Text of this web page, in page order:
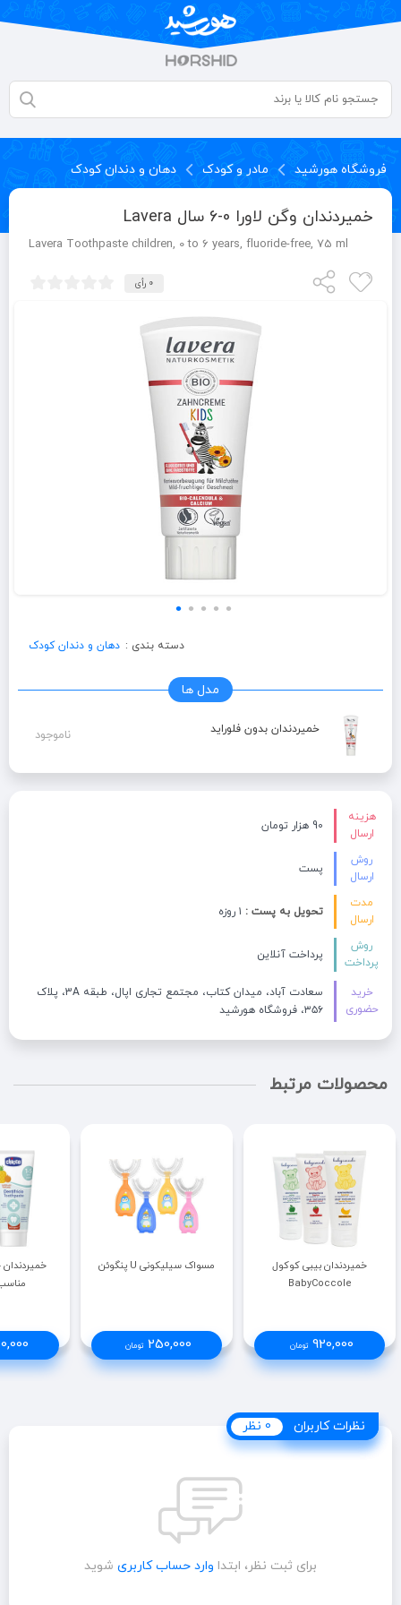
فروشگاه هورشید مادر و کودک دهان و دندان کودک
خمیردندان وگن لاورا 0-6 سال Lavera
Lavera Toothpaste children, 0 to 6 years, fluoride-free, 75 ml
0 رأی
دسته بندی : دهان و دندان کودک
مدل ها
خمیردندان بدون فلوراید ناموجود
هزینه
ارسال
90 هزار تومان
روش
ارسال
پست
مدت
ارسال
تحویل به پست :
روش
پرداخت
پرداخت آنلاین
خرید
حضوری
سعادت آباد، میدان کتاب، مجتمع تجاری اپال، طبقه 3A، پلاک
۳۵۶، فروشگاه هورشید
محصولات مرتبط
خمیردندان بیبی کوکول
BabyCoccole
920,000 تومان
مسواک سیلیکونی U پنگوئن
250,000 تومان
مناسب 5-1
نظرات کاربران
نظرات کاربران 0 نظر
برای ثبت نظر، ابتدا وارد حساب کاربری شوید